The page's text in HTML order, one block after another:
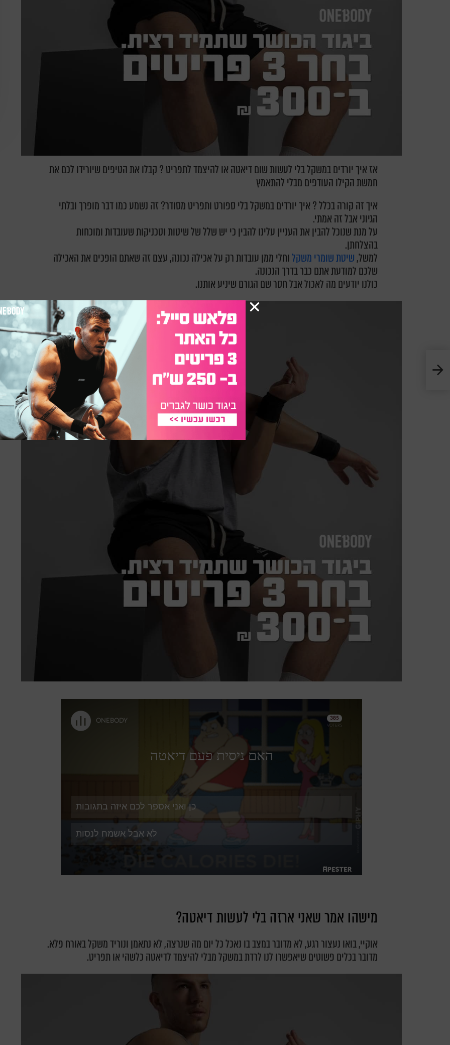
אז איך יורדים במשקל בלי לעשות שום דיאטה או להיצמד לתפריט ? קבלו את הטיפים שיורידו לכם את
חמשת הקילו העודפים מבלי להתאמץ
איך זה קורה בכלל ? איך יורדים במשקל בלי ספורט ותפריט מסודר? זה נשמע כמו דבר מופרך ובלתי
הגיוני אבל זה אמתי.
על מנת שנוכל להבין את העניין עלינו להבין כי יש שלל של שיטות וטכניקות שעובדות ומוכחות
בהצלחתן.
למשל,שיטת שומרי משקלוחלי ממן עובדות רק על אכילה נכונה, עצם זה שאתם הופכים את האכילה
שלכם למודעת אתם כבר בדרך הנכונה.
כולנו יודעים מה לאכול אבל חסר שם הגורם שיניע אותנו.
מישהו אמר שאני ארזה בלי לעשות דיאטה?
אוקיי, בואו נעצור רגע, לא מדובר במצב בו נאכל כל יום מה שנרצה, לא נתאמן ונוריד משקל באורח פלא.
מדובר בכלים פשוטים שיאפשרו לנו לרדת במשקל מבלי להיצמד לדיאטה כלשהי או תפריט.